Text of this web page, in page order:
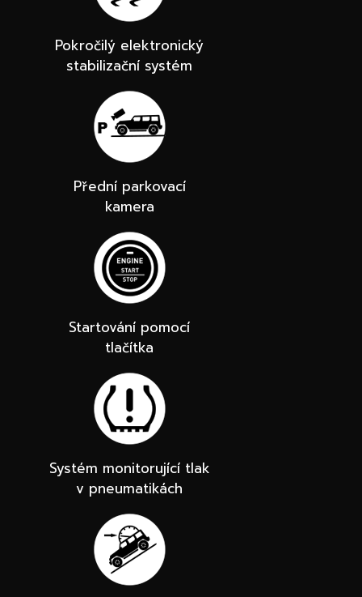
Pokročilý elektronický
stabilizační systém
Přední parkovací
kamera
Startování pomocí
tlačítka
Systém monitorující tlak
v pneumatikách